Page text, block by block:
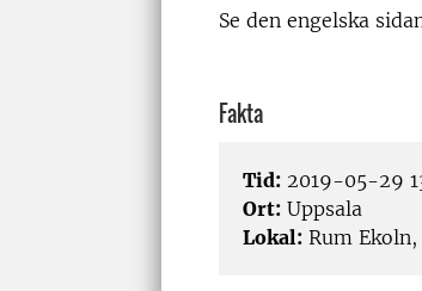
Se den engelska
Fakta
Tid: 2019-05-29
Ort: Uppsala
Lokal: Rum